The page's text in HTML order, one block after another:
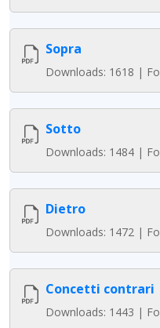
Sopra
Downloads: 1618 |
Sotto
Downloads: 1484 |
Dietro
Downloads: 1472 |
Concetti contrari
Downloads: 1443 |